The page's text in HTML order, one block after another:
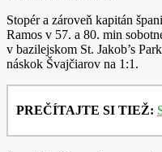
Stopér a zároveň kapitán
Ramos v 57. a 80. min
v bazilejskom St. Jakob’s
náskok Švajčiarov na 1:1.
PREČÍTAJTE SI TIEŽ: